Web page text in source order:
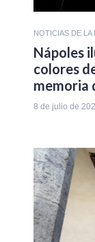
NOTICIAS DE LA
Nápoles
colores
memoria
8 de julio de